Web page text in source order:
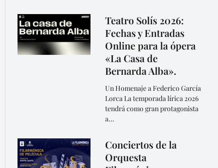
Teatro Solís 2026:
Fechas y Entradas
Online para la ópera
«La Casa de
Bernarda Alba».
Un Homenaje a Federico García
Lorca La temporada lírica 2026
tendrá como gran protagonista
a...
Conciertos de la
Orquesta